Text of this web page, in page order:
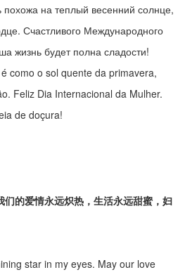
на теплый весенний солнце,
Счастливого Международного
жизнь будет полна сладости!
como o sol quente da primavera,
Feliz Dia Internacional da Mulher.
de doçura!
的爱情永远炽热，生活永远甜蜜，妇
star in my eyes. May our love